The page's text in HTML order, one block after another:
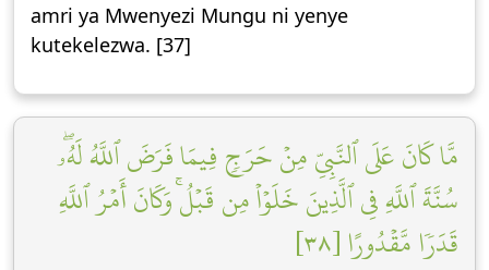
amri ya Mwenyezi Mungu ni yenye
kutekelezwa. [37]
مَّا كَانَ عَلَى ٱلنَّبِيِّ مِنۡ حَرَجٖ فِيمَا فَرَضَ ٱللَّهُ لَهُۥۖ
سُنَّةَ ٱللَّهِ فِي ٱلَّذِينَ خَلَوۡاْ مِن قَبۡلُۚ وَكَانَ أَمۡرُ ٱللَّهِ
قَدَرٗا مَّقۡدُورًا [٣٨]